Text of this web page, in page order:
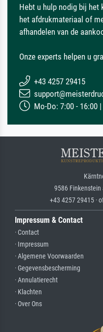
Hebt u hulp nodig bij het
het afdrukmateriaal of
afhandelen van de
Onze experts helpen u
+43 4257 29415
Mo-Do: 7:00 - 16:00
9586 Finkenstein
+43 4257 29415 ·
Impressum & Contact
· Contact
· Impressum
· Algemene Voorwaarden
· Gegevensbescherming
· Annulatierecht
· Klachten
· Over Ons